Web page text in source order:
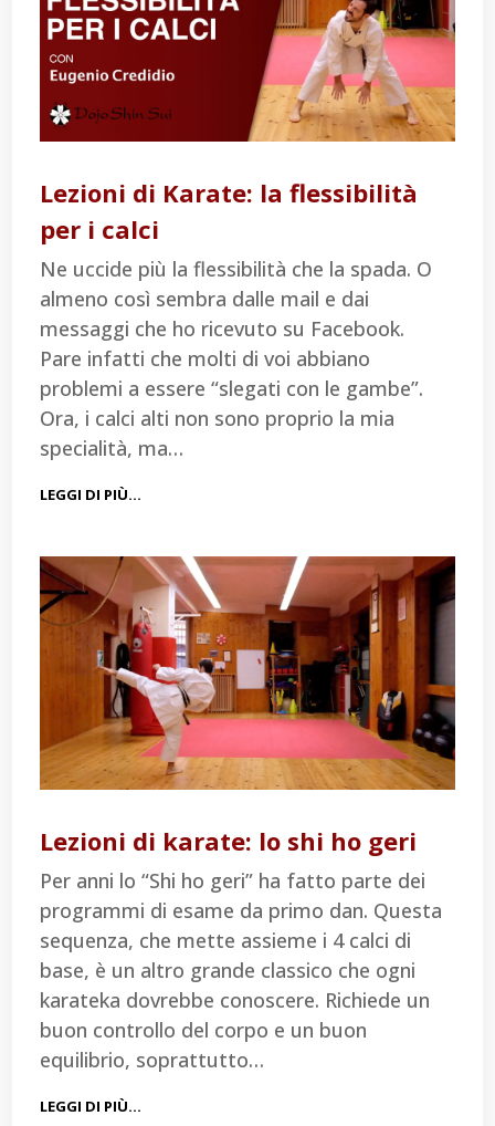
Lezioni di Karate: la flessibilità
per i calci
Ne uccide più la flessibilità che la spada. O
almeno così sembra dalle mail e dai
messaggi che ho ricevuto su Facebook.
Pare infatti che molti di voi abbiano
problemi a essere “slegati con le gambe”.
Ora, i calci alti non sono proprio la mia
specialità, ma…
LEGGI DI PIÙ…
Lezioni di karate: lo shi ho geri
Per anni lo “Shi ho geri” ha fatto parte dei
programmi di esame da primo dan. Questa
sequenza, che mette assieme i 4 calci di
base, è un altro grande classico che ogni
karateka dovrebbe conoscere. Richiede un
buon controllo del corpo e un buon
equilibrio, soprattutto…
LEGGI DI PIÙ…